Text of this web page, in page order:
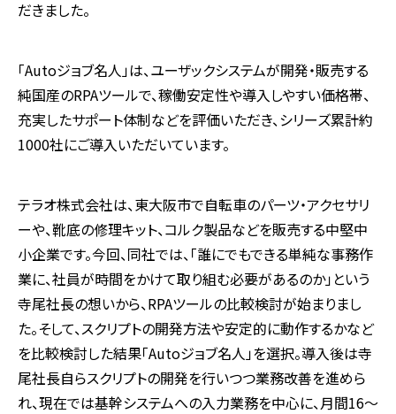
だきました。
「Autoジョブ名人」は、ユーザックシステムが開発・販売する
純国産のRPAツールで、稼働安定性や導入しやすい価格帯、
充実したサポート体制などを評価いただき、シリーズ累計約
1000社にご導入いただいています。
テラオ株式会社は、東大阪市で自転車のパーツ・アクセサリ
ーや、靴底の修理キット、コルク製品などを販売する中堅中
小企業です。今回、同社では、「誰にでもできる単純な事務作
業に、社員が時間をかけて取り組む必要があるのか」という
寺尾社長の想いから、RPAツールの比較検討が始まりまし
た。そして、スクリプトの開発方法や安定的に動作するかなど
を比較検討した結果「Autoジョブ名人」を選択。導入後は寺
尾社長自らスクリプトの開発を行いつつ業務改善を進めら
れ、現在では基幹システムへの入力業務を中心に、月間16～